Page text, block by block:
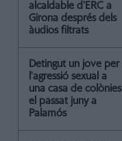
alcaldable d’ERC a
Girona després dels
àudios filtrats
Detingut un jove per
l'agressió sexual a
una casa de colònies
el passat juny a
Palamós